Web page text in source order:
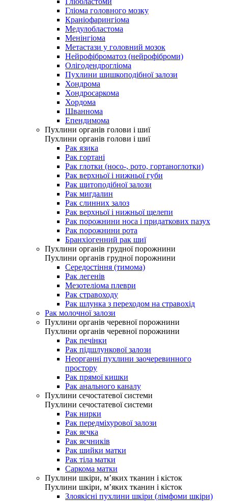
Гліома головного мозку
Краніофарингіома
Медулобластома
Менінгіома
Метастази у головний мозок
Нейрофіброматоз (нейрофіброми)
Олігодендрогліома
Пухлини шишкоподібної залози
Хондрома
Хондросаркома
Хордома
Шваннома
Епендимома
Пухлини органів голови і шиї
Пухлини органів голови і шиї
Рак язика
Рак гортані
Рак глотки (носо-, рото, гортаноглотки)
Рак верхньої і нижньої губи
Рак щитоподібної залози
Рак мигдалин
Рак слинних залоз
Рак верхньої і нижньої щелепи
Рак порожнини носа і придаткових пазух
Рак порожнини рота
Бранхіогенний рак шиї
Пухлини органів грудної порожнини
Пухлини органів грудної порожнини
Середостіння (тимома)
Рак легенів
Мезотеліома плеври
Рак стравоходу
Рак шлунка з переходом на стравохід
Рак молочної залози
Пухлини органів черевної порожнини
Пухлини органів черевної порожнини
Рак печінки
Рак підшлункової залози
Неорганні пухлини заочеревинного
простору
Рак прямої кишки
Рак анального каналу
Пухлини сечостатевої системи
Пухлини сечостатевої системи
Рак нирки
Рак передміхурової залози
Рак яєчка
Рак яєчників
Рак шийки матки
Рак тіла матки
Саркома матки
Пухлини шкіри, м’яких тканин і кісток
Пухлини шкіри, м’яких тканин і кісток
Злоякісні пухлини шкіри (лімфоми шкіри)